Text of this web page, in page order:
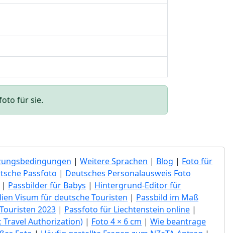
für sie.
| Weitere Sprachen | Blog | Foto für
Passfoto | Deutsches Personalausweis Foto
| Passbilder für Babys | Hintergrund-Editor für
Visum für deutsche Touristen | Passbild im Maß
2023 | Passfoto für Liechtenstein online |
Travel Authorization) | Foto 4 × 6 cm | Wie beantrage